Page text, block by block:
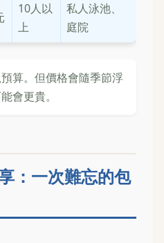
10人以
上
私人泳池、
庭院
算。但價格會隨季節浮
會更貴。
：一次難忘的包